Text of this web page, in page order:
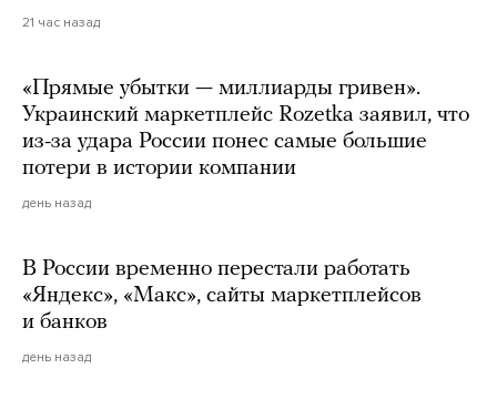
21 час назад
«Прямые убытки — миллиарды гривен».
Украинский маркетплейс Rozetka заявил, что
из-за удара России понес самые большие
потери в истории компании
день назад
В России временно перестали работать
«Яндекс», «Макс», сайты маркетплейсов
и банков
день назад